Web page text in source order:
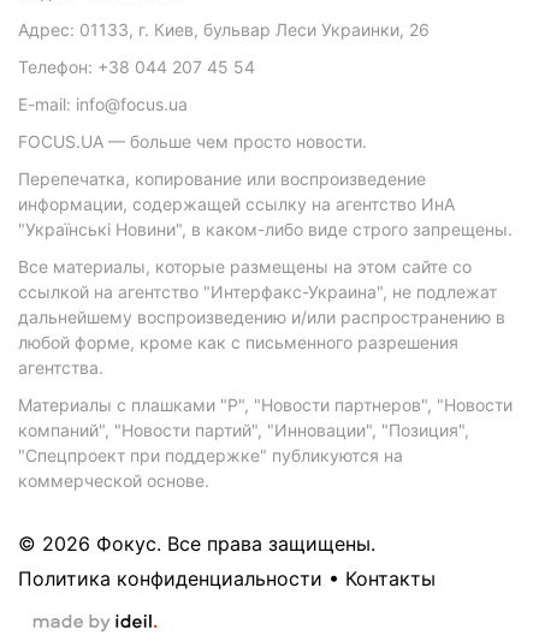
Адрес: 01133, г. Киев, бульвар Леси Украинки, 26
Телефон: +38 044 207 45 54
E-mail: info@focus.ua
FOCUS.UA — больше чем просто новости.
Перепечатка, копирование или воспроизведение
информации, содержащей ссылку на агентство ИнА
"Українські Новини", в каком-либо виде строго запрещены.
Все материалы, которые размещены на этом сайте со
ссылкой на агентство "Интерфакс-Украина", не подлежат
дальнейшему воспроизведению и/или распространению в
любой форме, кроме как с письменного разрешения
агентства.
Материалы с плашками "Р", "Новости партнеров", "Новости
компаний", "Новости партий", "Инновации", "Позиция",
"Спецпроект при поддержке" публикуются на
коммерческой основе.
© 2026 Фокус. Все права защищены.
Политика конфиденциальности • Контакты